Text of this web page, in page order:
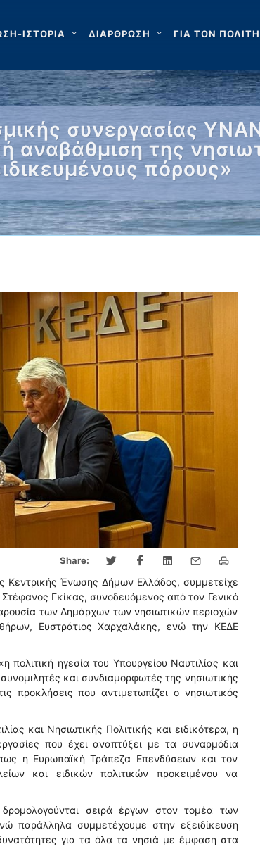
ΙΣΤΟΡΙΑ ΔΙΑΡΘΡΩΣΗ ΓΙΑ ΤΟΝ ΠΟΛΙΤΗ
συνεργασίας
αναβάθμιση της
πόρους»
Share:
Κεντρικής Ένωσης Δήμων Ελλάδος, συμμετείχε
Γκίκας, συνοδευόμενος από τον Γενικό
των Δημάρχων των νησιωτικών περιοχών
Ευστράτιος Χαρχαλάκης, ενώ την ΚΕΔΕ
ηγεσία του Υπουργείου Ναυτιλίας και
και συνδιαμορφωτές της νησιωτικής
προκλήσεις που αντιμετωπίζει ο νησιωτικός
και Νησιωτικής Πολιτικής και ειδικότερα, η
που έχει αναπτύξει με τα συναρμόδια
η Ευρωπαϊκή Τράπεζα Επενδύσεων και τον
και ειδικών πολιτικών προκειμένου να
σειρά έργων στον τομέα των
παράλληλα συμμετέχουμε στην εξειδίκευση
για τα όλα τα νησιά με έμφαση στα